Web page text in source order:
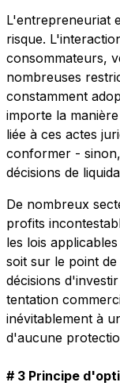
L'entrepreneuriat
risque.
consommateurs,
nombreuses
constamment
importe la
liée à ces actes
conformer -
décisions de
De nombreux
profits
les lois
soit sur le point
décisions
tentation
inévitablement à
d'aucune
# 3 Principe